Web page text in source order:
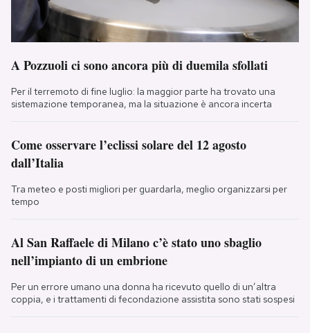
A Pozzuoli ci sono ancora più di duemila sfollati
Per il terremoto di fine luglio: la maggior parte ha trovato una
sistemazione temporanea, ma la situazione è ancora incerta
Come osservare l’eclissi solare del 12 agosto
dall’Italia
Tra meteo e posti migliori per guardarla, meglio organizzarsi per
tempo
Al San Raffaele di Milano c’è stato uno sbaglio
nell’impianto di un embrione
Per un errore umano una donna ha ricevuto quello di un’altra
coppia, e i trattamenti di fecondazione assistita sono stati sospesi